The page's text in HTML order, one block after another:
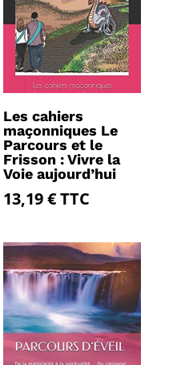
Les cahiers
maçonniques Le
Parcours et le
Frisson : Vivre la
Voie aujourd’hui
13,19€TTC